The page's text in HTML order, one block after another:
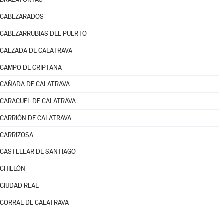
CABEZARADOS
CABEZARRUBIAS DEL PUERTO
CALZADA DE CALATRAVA
CAMPO DE CRIPTANA
CAÑADA DE CALATRAVA
CARACUEL DE CALATRAVA
CARRIÓN DE CALATRAVA
CARRIZOSA
CASTELLAR DE SANTIAGO
CHILLÓN
CIUDAD REAL
CORRAL DE CALATRAVA